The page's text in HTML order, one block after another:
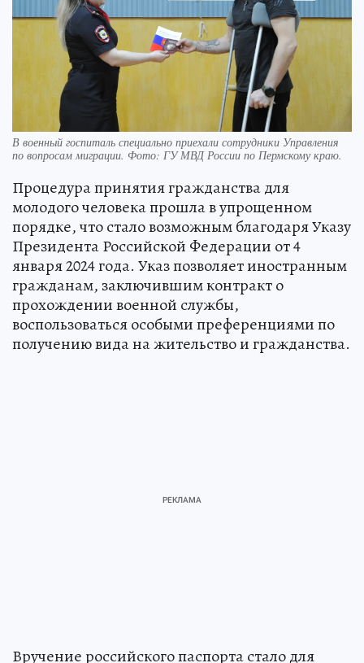
В военный госпиталь специально приехали сотрудники Управления
по вопросам миграции. Фото: ГУ МВД России по Пермскому краю.
Процедура принятия гражданства для
молодого человека прошла в упрощенном
порядке, что стало возможным благодаря Указу
Президента Российской Федерации от 4
января 2024 года. Указ позволяет иностранным
гражданам, заключившим контракт о
прохождении военной службы,
воспользоваться особыми преференциями по
получению вида на жительство и гражданства.
Вручение российского паспорта стало для